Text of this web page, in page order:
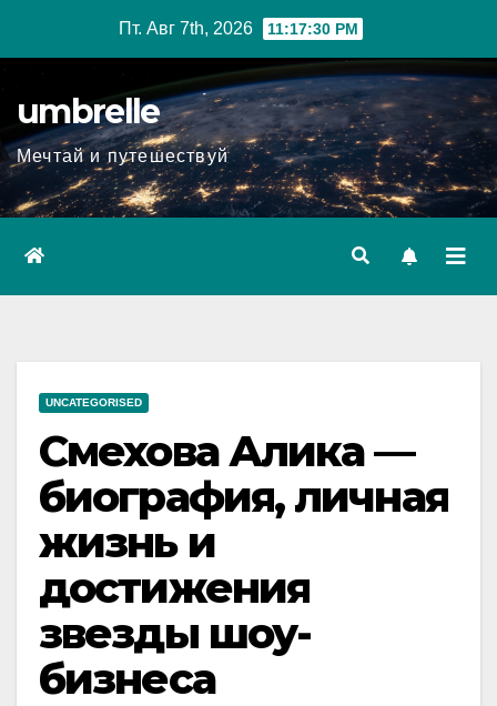
Пт. Авг 7th, 2026 11:17:31 PM
umbrelle
Мечтай и путешествуй
UNCATEGORISED
Смехова Алика —
биография, личная
жизнь и
достижения
звезды шоу-
бизнеса